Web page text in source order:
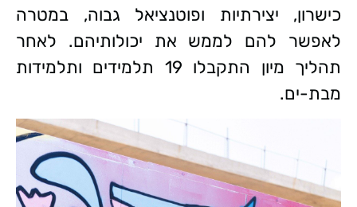
כישרון, יצירתיות ופוטנציאל גבוה, במטרה
לאפשר להם לממש את יכולותיהם. לאחר
תהליך מיון התקבלו 19 תלמידים ותלמידות
מבת-ים.